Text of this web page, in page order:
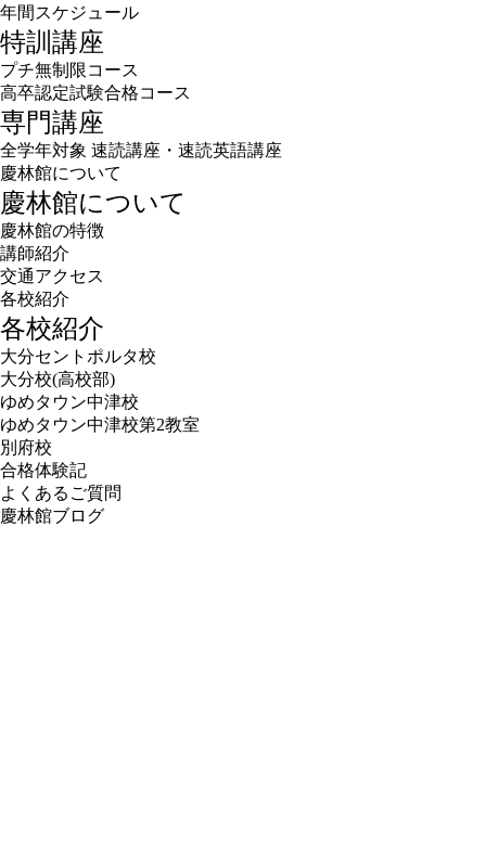
年間スケジュール
特訓講座
プチ無制限コース
高卒認定試験合格コース
専門講座
全学年対象 速読講座・速読英語講座
慶林館について
慶林館について
慶林館の特徴
講師紹介
交通アクセス
各校紹介
各校紹介
大分セントポルタ校
大分校(高校部)
ゆめタウン中津校
ゆめタウン中津校第2教室
別府校
合格体験記
よくあるご質問
慶林館ブログ